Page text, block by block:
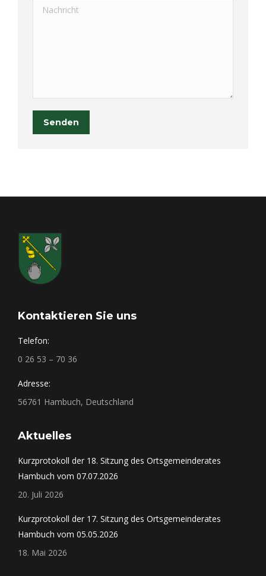
Nachricht
Senden
Kontaktieren Sie uns
Telefon:
0 26 53 – 70 36
Adresse:
56761 Hambuch, Deutschland
Aktuelles
Kurzprotokoll der 18. Sitzung des Ortsgemeinderates
Hambuch vom 07.07.2026
20. Juli 2026
Kurzprotokoll der 17. Sitzung des Ortsgemeinderates
Hambuch vom 05.05.2026
18. Mai 2026